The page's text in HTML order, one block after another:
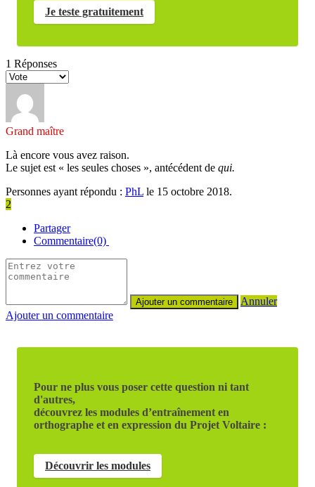
Je teste gratuitement
1 Réponses
Grand maître
Là encore vous avez raison.
Le sujet est « les seules choses », antécédent de qui.
Personnes ayant répondu : PhL le 15 octobre 2018.
2
Partager
Commentaire(0)
Annuler
Ajouter un commentaire
Pour ne plus vous poser cette question ni tant
d'autres,
découvrez les modules d’entraînement en
orthographe et en expression du Projet Voltaire :
Découvrir les modules